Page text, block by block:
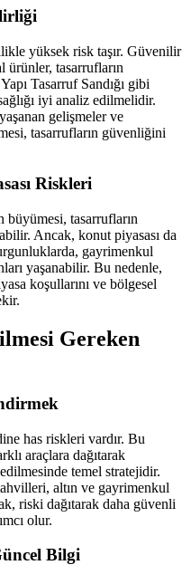
yüksek risk taşır. Güvenilir
ürünler, tasarrufların
Tasarruf Sandığı gibi
iyi analiz edilmelidir.
gelişmeler ve
tasarrufların güvenliğini
Riskleri
büyümesi, tasarrufların
Ancak, konut piyasası da
gayrimenkul
yaşanabilir. Bu nedenle,
koşullarını ve bölgesel
Gereken
has riskleri vardır. Bu
araçlara dağıtarak
temel stratejidir.
altın ve gayrimenkul
riski dağıtarak daha güvenli
olur.
Bilgi